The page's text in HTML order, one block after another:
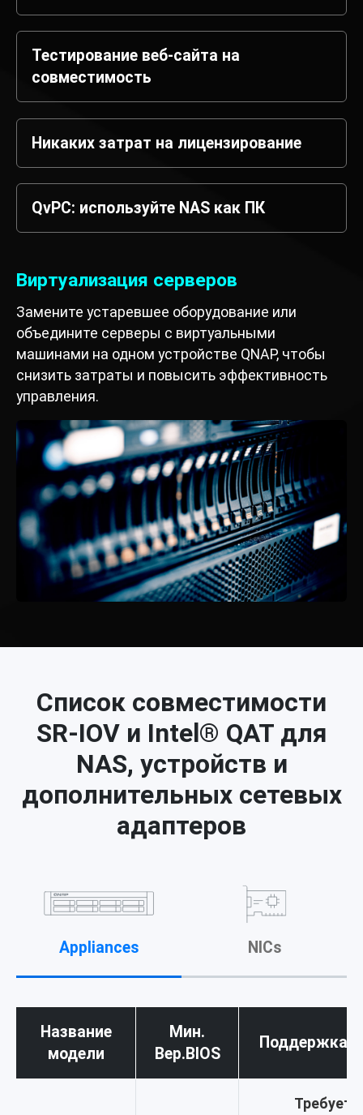
Тестирование веб-сайта на
совместимость
Никаких затрат на лицензирование
QvPC: используйте NAS как ПК
Виртуализация серверов
Замените устаревшее оборудование или
объедините серверы с виртуальными
машинами на одном устройстве QNAP, чтобы
снизить затраты и повысить эффективность
управления.
Список совместимости
SR-IOV и Intel® QAT для
NAS, устройств и
дополнительных сетевых
адаптеров
Appliances NICs
Название
модели
Мин.
Вер.BIOS
Поддержка